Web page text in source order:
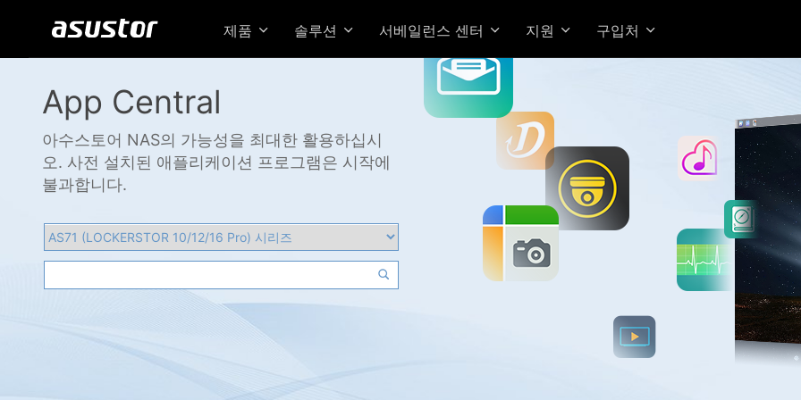
제품 솔루션 서베일런스 센터 지원 구입처
App Central
아수스토어 NAS의 가능성을 최대한 활용하십시
오. 사전 설치된 애플리케이션 프로그램은 시작에
불과합니다.